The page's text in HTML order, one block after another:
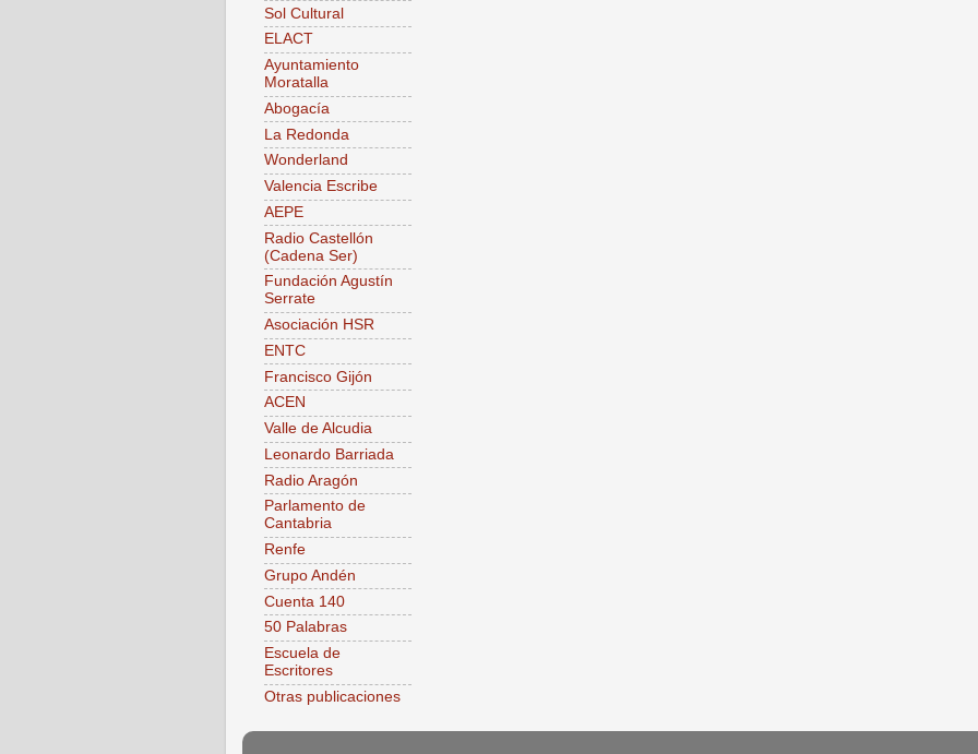
Sol Cultural
ELACT
Ayuntamiento
Moratalla
Abogacía
La Redonda
Wonderland
Valencia Escribe
AEPE
Radio Castellón
(Cadena Ser)
Fundación Agustín
Serrate
Asociación HSR
ENTC
Francisco Gijón
ACEN
Valle de Alcudia
Leonardo Barriada
Radio Aragón
Parlamento de
Cantabria
Renfe
Grupo Andén
Cuenta 140
50 Palabras
Escuela de
Escritores
Otras publicaciones